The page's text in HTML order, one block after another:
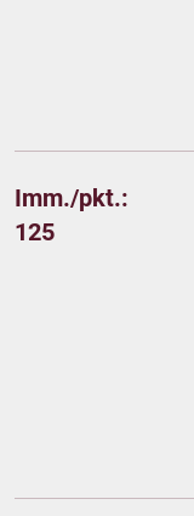
Imm./pkt.:
125